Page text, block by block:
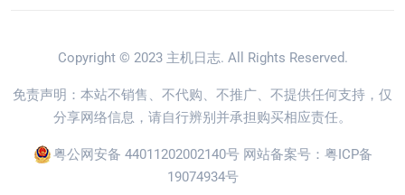
Copyright © 2023 主机日志. All Rights Reserved.
免责声明：本站不销售、不代购、不推广、不提供任何支持，仅
分享网络信息，请自行辨别并承担购买相应责任。
粤公网安备 44011202002140号 网站备案号： 粤ICP备
19074934号